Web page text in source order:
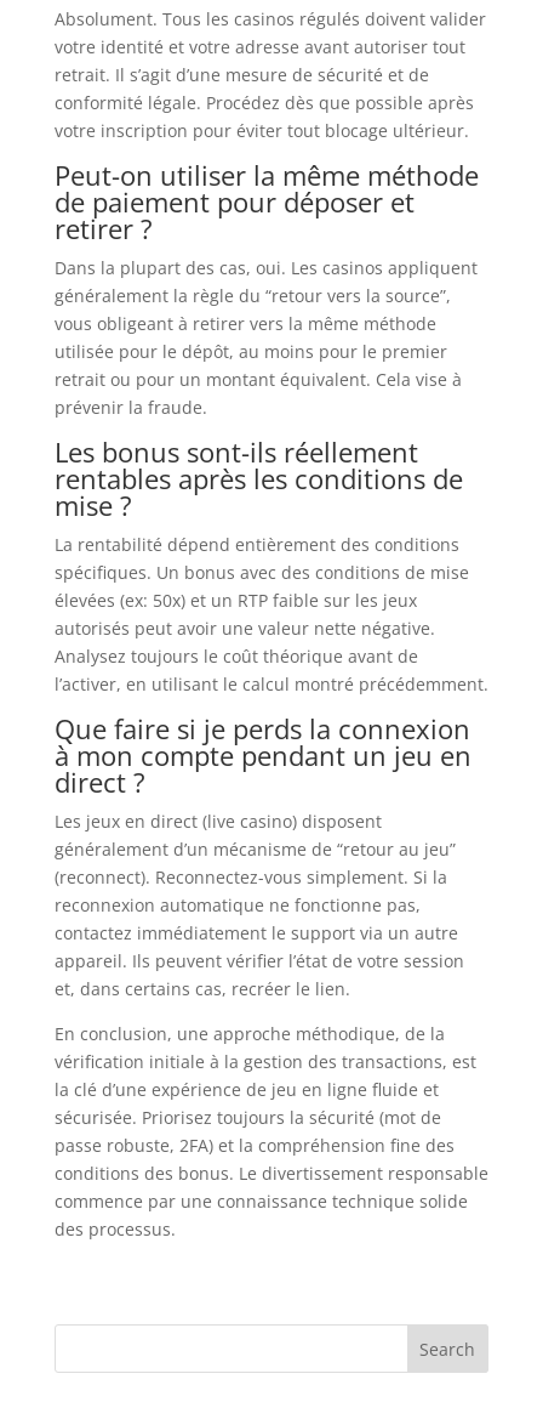
Absolument. Tous les casinos régulés doivent valider
votre identité et votre adresse avant autoriser tout
retrait. Il s’agit d’une mesure de sécurité et de
conformité légale. Procédez dès que possible après
votre inscription pour éviter tout blocage ultérieur.
Peut-on utiliser la même méthode
de paiement pour déposer et
retirer ?
Dans la plupart des cas, oui. Les casinos appliquent
généralement la règle du “retour vers la source”,
vous obligeant à retirer vers la même méthode
utilisée pour le dépôt, au moins pour le premier
retrait ou pour un montant équivalent. Cela vise à
prévenir la fraude.
Les bonus sont-ils réellement
rentables après les conditions de
mise ?
La rentabilité dépend entièrement des conditions
spécifiques. Un bonus avec des conditions de mise
élevées (ex: 50x) et un RTP faible sur les jeux
autorisés peut avoir une valeur nette négative.
Analysez toujours le coût théorique avant de
l’activer, en utilisant le calcul montré précédemment.
Que faire si je perds la connexion
à mon compte pendant un jeu en
direct ?
Les jeux en direct (live casino) disposent
généralement d’un mécanisme de “retour au jeu”
(reconnect). Reconnectez-vous simplement. Si la
reconnexion automatique ne fonctionne pas,
contactez immédiatement le support via un autre
appareil. Ils peuvent vérifier l’état de votre session
et, dans certains cas, recréer le lien.
En conclusion, une approche méthodique, de la
vérification initiale à la gestion des transactions, est
la clé d’une expérience de jeu en ligne fluide et
sécurisée. Priorisez toujours la sécurité (mot de
passe robuste, 2FA) et la compréhension fine des
conditions des bonus. Le divertissement responsable
commence par une connaissance technique solide
des processus.
Search